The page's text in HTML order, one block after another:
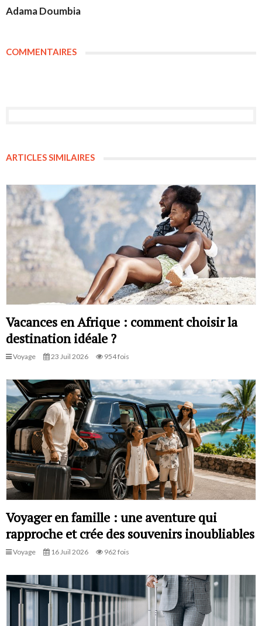
Adama Doumbia
COMMENTAIRES
ARTICLES SIMILAIRES
Vacances en Afrique : comment choisir la
destination idéale ?
Voyage 23 Juil 2026 954 fois
Voyager en famille : une aventure qui
rapproche et crée des souvenirs inoubliables
Voyage 16 Juil 2026 962 fois